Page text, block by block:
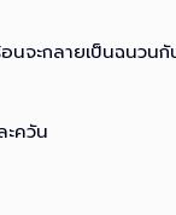
นจะกลายเป็นฉนวน
ควัน